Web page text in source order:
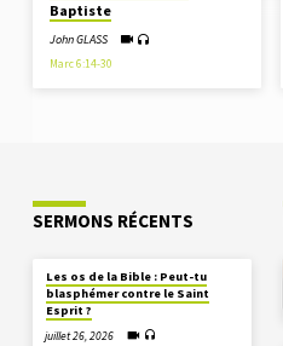
Baptiste
John GLASS
Marc 6:14-30
SERMONS RÉCENTS
Les os de la Bible : Peut-tu
blasphémer contre le Saint
Esprit ?
juillet 26, 2026